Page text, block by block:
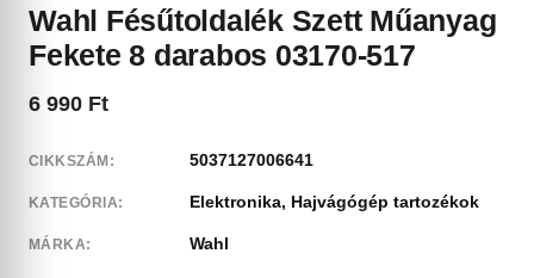
Wahl Fésűtoldalék Szett Műanyag
Fekete 8 darabos 03170-517
6 990 Ft
CIKKSZÁM: 5037127006641
KATEGÓRIA: Elektronika, Hajvágógép tartozékok
MÁRKA: Wahl